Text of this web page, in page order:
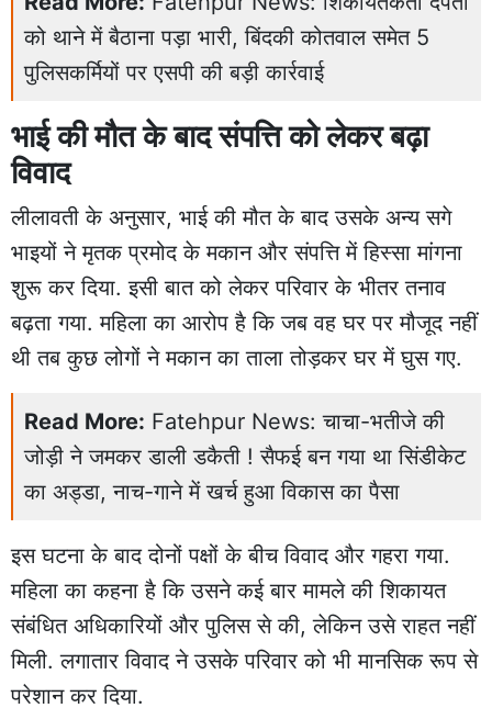
को थाने में बैठाना पड़ा भारी, बिंदकी कोतवाल समेत 5
पुलिसकर्मियों पर एसपी की बड़ी कार्रवाई
भाई की मौत के बाद संपत्ति को लेकर बढ़ा
विवाद
लीलावती के अनुसार, भाई की मौत के बाद उसके अन्य सगे
भाइयों ने मृतक प्रमोद के मकान और संपत्ति में हिस्सा मांगना
शुरू कर दिया. इसी बात को लेकर परिवार के भीतर तनाव
बढ़ता गया. महिला का आरोप है कि जब वह घर पर मौजूद नहीं
थी तब कुछ लोगों ने मकान का ताला तोड़कर घर में घुस गए.
Read More: Fatehpur News: चाचा-भतीजे की
जोड़ी ने जमकर डाली डकैती ! सैफई बन गया था सिंडीकेट
का अड्डा, नाच-गाने में खर्च हुआ विकास का पैसा
इस घटना के बाद दोनों पक्षों के बीच विवाद और गहरा गया.
महिला का कहना है कि उसने कई बार मामले की शिकायत
संबंधित अधिकारियों और पुलिस से की, लेकिन उसे राहत नहीं
मिली. लगातार विवाद ने उसके परिवार को भी मानसिक रूप से
परेशान कर दिया.